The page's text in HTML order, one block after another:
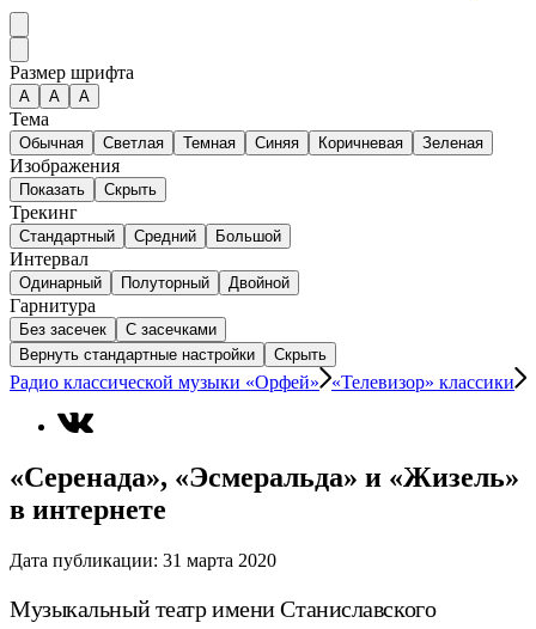
Размер шрифта
А A A
Тема
Обычная Светлая Темная Синяя Коричневая Зеленая
Изображения
Показать Скрыть
Трекинг
Стандартный Средний Большой
Интервал
Одинарный Полуторный Двойной
Гарнитура
Без засечек
С засечками
Вернуть стандартные настройки
Скрыть
Радио классической музыки «Орфей» «Телевизор» классики
«Серенада», «Эсмеральда» и «Жизель»
в интернете
Дата публикации: 31 марта 2020
Музыкальный театр имени Станиславского